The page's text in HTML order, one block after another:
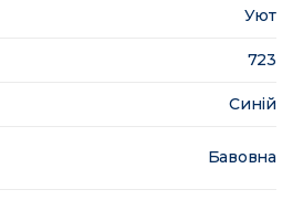
Уют
723
Синій
Бавовна